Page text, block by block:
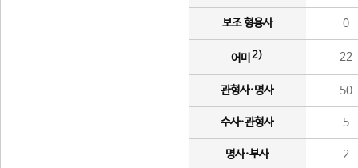
보조 형용사 0
어미 2) 22
관형사·명사 50
수사·관형사 5
명사·부사 2